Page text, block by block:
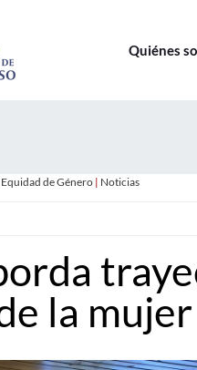
Quiénes
de Género| Noticias
la